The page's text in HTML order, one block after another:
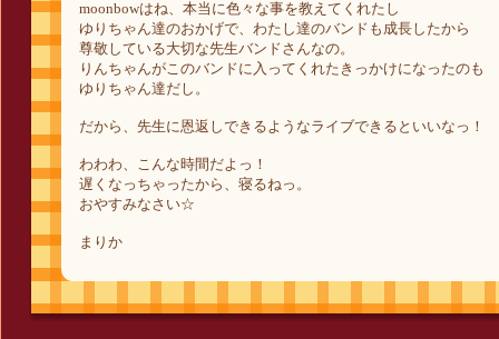
moonbowはね、本当に色々な事を教えてくれたし
ゆりちゃん達のおかげで、わたし達のバンドも成長したから
尊敬している大切な先生バンドさんなの。
りんちゃんがこのバンドに入ってくれたきっかけになったのも
ゆりちゃん達だし。
だから、先生に恩返しできるようなライブできるといいなっ！
わわわ、こんな時間だよっ！
遅くなっちゃったから、寝るねっ。
おやすみなさい☆
まりか